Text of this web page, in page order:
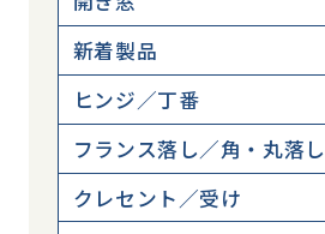
新着製品
ヒンジ／丁番
フランス落し／角・丸落し
クレセント／受け